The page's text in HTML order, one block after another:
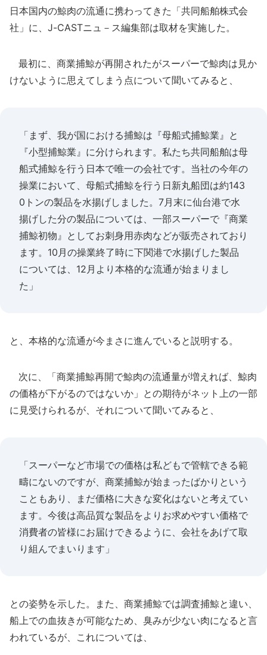
日本国内の鯨肉の流通に携わってきた「共同船舶株式会
社」に、J-CASTニュ－ス編集部は取材を実施した。
最初に、商業捕鯨が再開されたがスーパーで鯨肉は見か
けないように思えてしまう点について聞いてみると、
「まず、我が国における捕鯨は『母船式捕鯨業』と
『小型捕鯨業』に分けられます。私たち共同船舶は母
船式捕鯨を行う日本で唯一の会社です。当社の今年の
操業において、母船式捕鯨を行う日新丸船団は約143
0トンの製品を水揚げしました。7月末に仙台港で水
揚げした分の製品については、一部スーパーで『商業
捕鯨初物』としてお刺身用赤肉などが販売されており
ます。10月の操業終了時に下関港で水揚げした製品
については、12月より本格的な流通が始まりまし
た」
と、本格的な流通が今まさに進んでいると説明する。
次に、「商業捕鯨再開で鯨肉の流通量が増えれば、鯨肉
の価格が下がるのではないか」との期待がネット上の一部
に見受けられるが、それについて聞いてみると、
「スーパーなど市場での価格は私どもで管轄できる範
疇にないのですが、商業捕鯨が始まったばかりという
こともあり、まだ価格に大きな変化はないと考えてい
ます。今後は高品質な製品をよりお求めやすい価格で
消費者の皆様にお届けできるように、会社をあげて取
り組んでまいります」
との姿勢を示した。また、商業捕鯨では調査捕鯨と違い、
船上での血抜きが可能なため、臭みが少ない肉になると言
われているが、これについては、